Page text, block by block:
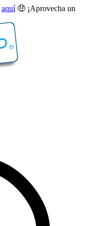
aquí🤑 ¡Aprovecha un